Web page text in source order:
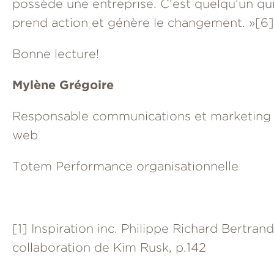
possède une entreprise. C’est quelqu’un
prend action et génère le changement. »[6]
Bonne lecture!
Mylène Grégoire
Responsable communications et marketing
web
Totem Performance organisationnelle
[1] Inspiration inc. Philippe Richard
collaboration de Kim Rusk, p.142